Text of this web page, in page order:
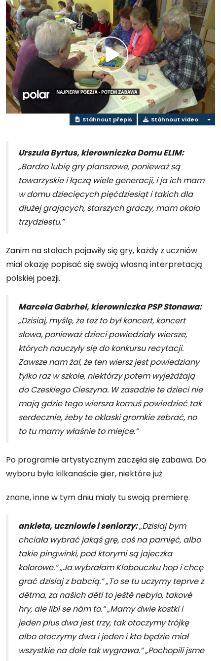
Přehrát
video
Stáhnout přepis Stáhnout video
Urszula Byrtus, kierowniczka Domu ELIM:
„Bardzo lubię gry planszowe, ponieważ są
towarzyskie i łączą wiele generacji, i ja ich mam
w domu dziecięcych pięćdziesiąt i takich dla
dłużej grających, starszych graczy, mam około
trzydziestu.”
Zanim na stołach pojawiły się gry, każdy z uczniów
miał okazję popisać się swoją własną interpretacją
polskiej poezji.
Marcela Gabrhel, kierowniczka PSP Stonawa:
„Dzisiaj, myślę, że też to był koncert, koncert
słowa, ponieważ dzieci powiedziały wiersze,
których nauczyły się do konkursu recytacji.
Zawsze nam żal, że ten wiersz jest powiedziany
tylko raz w szkole, niektórzy potem wyjeżdżają
do Czeskiego Cieszyna. W zasadzie te dzieci nie
mają gdzie tego wiersza komuś powiedzieć tak
serdecznie, żeby te oklaski gromkie zebrać, no
to tu mamy właśnie to miejce.”
Po programie artystycznym zaczęła się zabawa. Do
wyboru było kilkanaście gier, niektóre już
znane, inne w tym dniu miały tu swoją premierę.
ankieta, uczniowie i seniorzy:„Dzisiaj bym
chciała wybrać jakąś grę, coś na pamięć, albo
takie pingwinki, pod ktorymi są jajeczka
kolorowe.” „Ja wybrałam Klobouczku hop i chcę
grać dzisiaj z babcią.” „To se tu uczymy teprve z
dětma, za našich děti to ještě nebylo, takové
hry, ale líbí se nám to.“ „Mamy dwie kostki i
jeden plus dwa jest trzy, tak otoczymy trójkę
albo otoczymy dwa i jeden i kto będzie miał
wszystkie na dole tak wygrawa.” „Pochopili jsme